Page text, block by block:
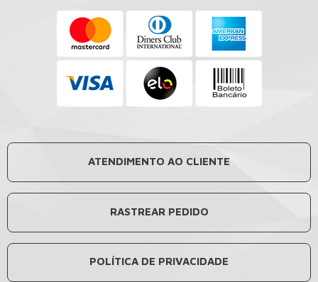
ATENDIMENTO AO CLIENTE
RASTREAR PEDIDO
POLÍTICA DE PRIVACIDADE